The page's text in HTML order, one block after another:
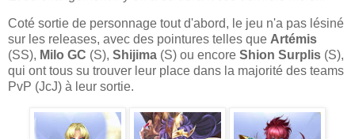
Coté sortie de personnage tout d'abord, le jeu n'a pas lésiné
sur les releases, avec des pointures telles que Artémis
(SS), Milo GC (S), Shijima (S) ou encore Shion Surplis (S),
qui ont tous su trouver leur place dans la majorité des teams
PvP (JcJ) à leur sortie.